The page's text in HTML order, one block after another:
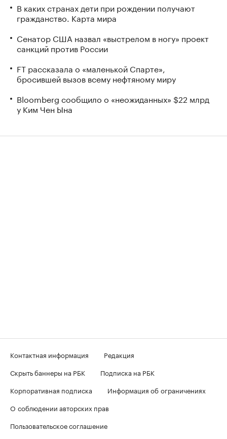
В каких странах дети при рождении получают
гражданство. Карта мира
Сенатор США назвал «выстрелом в ногу» проект
санкций против России
FT рассказала о «маленькой Спарте»,
бросившей вызов всему нефтяному миру
Bloomberg сообщило о «неожиданных» $22 млрд
у Ким Чен Ына
Контактная информация
Редакция
Скрыть баннеры на РБК
Подписка на РБК
Корпоративная подписка
Информация об ограничениях
О соблюдении авторских прав
Пользовательское соглашение